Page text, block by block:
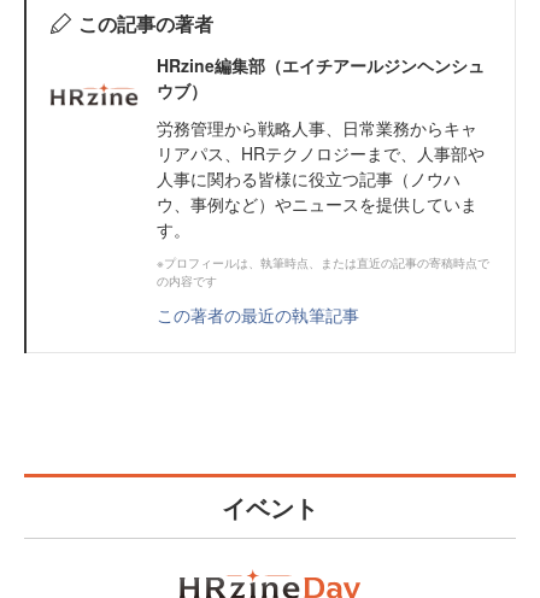
この記事の著者
HRzine編集部（エイチアールジンヘンシュ
ウブ）
労務管理から戦略人事、日常業務からキャ
リアパス、HRテクノロジーまで、人事部や
人事に関わる皆様に役立つ記事（ノウハ
ウ、事例など）やニュースを提供していま
す。
※プロフィールは、執筆時点、または直近の記事の寄稿時点で
の内容です
この著者の最近の執筆記事
イベント